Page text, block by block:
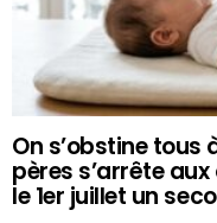
On s’obstine tous
pères s’arrête
le 1er juillet un